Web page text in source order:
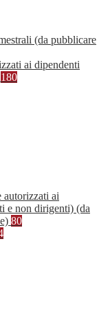
(da pubblicare
ai dipendenti
180
ai
e non dirigenti) (da
80